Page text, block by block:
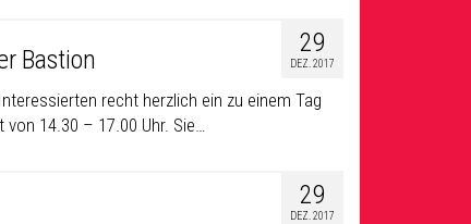
29
DEZ. 2017
Bastion
recht herzlich ein zu einem Tag
14.30 – 17.00 Uhr. Sie…
29
DEZ. 2017